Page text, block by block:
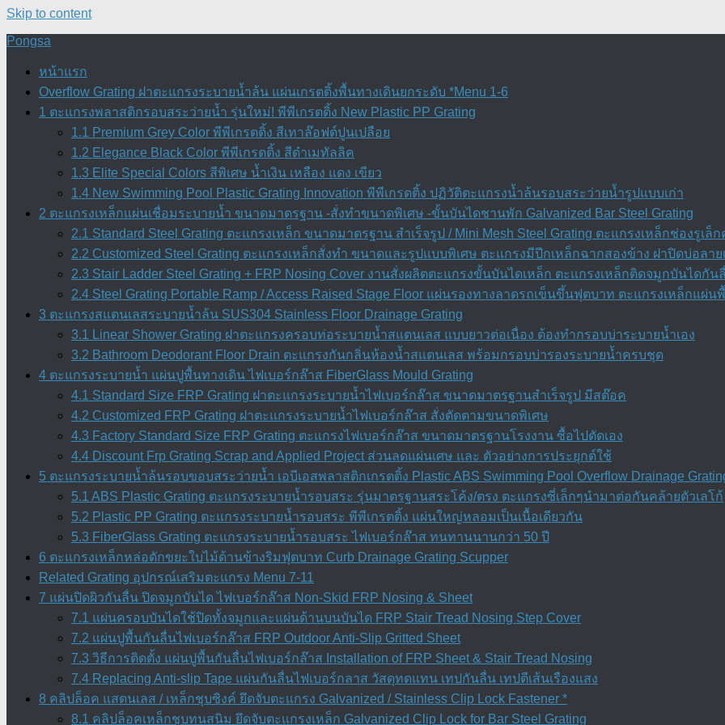
Skip to content
Pongsa
หน้าแรก
Overflow Grating ฝาตะแกรงระบายน้ำล้น แผ่นเกรตติ้งพื้นทางเดินยกระดับ *Menu 1-6
1 ตะแกรงพลาสติกรอบสระว่ายน้ำ รุ่นใหม่! พีพีเกรตติ้ง New Plastic PP Grating
1.1 Premium Grey Color พีพีเกรตติ้ง สีเทาล๊อฟต์ปูนเปลือย
1.2 Elegance Black Color พีพีเกรตติ้ง สีดำเมทัลลิค
1.3 Elite Special Colors สีพิเศษ น้ำเงิน เหลือง แดง เขียว
1.4 New Swimming Pool Plastic Grating Innovation พีพีเกรตติ้ง ปฏิวัติตะแกรงน้ำล้นรอบสระว่ายน้ำรูปแบบเก่า
2 ตะแกรงเหล็กแผ่นเชื่อมระบายน้ำ ขนาดมาตรฐาน -สั่งทำขนาดพิเศษ -ขั้นบันไดชานพัก Galvanized Bar Steel Grating
2.1 Standard Steel Grating ตะแกรงเหล็ก ขนาดมาตรฐาน สำเร็จรูป / Mini Mesh Steel Grating ตะแกรงเหล็กช่องรูเ
2.2 Customized Steel Grating ตะแกรงเหล็กสั่งทำ ขนาดและรูปแบบพิเศษ ตะแกรงมีปีกเหล็กฉากสองข้าง ฝาปิดบ่อลาย
2.3 Stair Ladder Steel Grating + FRP Nosing Cover งานสั่งผลิตตะแกรงขั้นบันไดเหล็ก ตะแกรงเหล็กติดจมูกบันไดกัน
2.4 Steel Grating Portable Ramp / Access Raised Stage Floor แผ่นรองทางลาดรถเข็นขึ้นฟุตบาท ตะแกรงเหล็กแผ่น
3 ตะแกรงสแตนเลสระบายน้ำล้น SUS304 Stainless Floor Drainage Grating
3.1 Linear Shower Grating ฝาตะแกรงครอบท่อระบายน้ำสแตนเลส แบบยาวต่อเนื่อง ต้องทำกรอบบ่าระบายน้ำเอง
3.2 Bathroom Deodorant Floor Drain ตะแกรงกันกลิ่นห้องน้ำสแตนเลส พร้อมกรอบบ่ารองระบายน้ำครบชุด
4 ตะแกรงระบายน้ำ แผ่นปูพื้นทางเดิน ไฟเบอร์กล๊าส FiberGlass Mould Grating
4.1 Standard Size FRP Grating ฝาตะแกรงระบายน้ำไฟเบอร์กล๊าส ขนาดมาตรฐานสำเร็จรูป มีสต๊อค
4.2 Customized FRP Grating ฝาตะแกรงระบายน้ำไฟเบอร์กล๊าส สั่งตัดตามขนาดพิเศษ
4.3 Factory Standard Size FRP Grating ตะแกรงไฟเบอร์กล๊าส ขนาดมาตรฐานโรงงาน ซื้อไปตัดเอง
4.4 Discount Frp Grating Scrap and Applied Project ส่วนลดแผ่นเศษ และ ตัวอย่างการประยุกต์ใช้
5 ตะแกรงระบายน้ำล้นรอบขอบสระว่ายน้ำ เอบีเอสพลาสติกเกรตติ้ง Plastic ABS Swimming Pool Overflow Drainage
5.1 ABS Plastic Grating ตะแกรงระบายน้ำรอบสระ รุ่นมาตรฐานสระโค้ง/ตรง ตะแกรงซี่เล็กๆนำมาต่อกันคล้ายตัวเลโก้
5.2 Plastic PP Grating ตะแกรงระบายน้ำรอบสระ พีพีเกรตติ้ง แผ่นใหญ่หลอมเป็นเนื้อเดียวกัน
5.3 FiberGlass Grating ตะแกรงระบายน้ำรอบสระ ไฟเบอร์กล๊าส ทนทานนานกว่า 50 ปี
6 ตะแกรงเหล็กหล่อดักขยะใบไม้ด้านข้างริมฟุตบาท Curb Drainage Grating Scupper
Related Grating อุปกรณ์เสริมตะแกรง Menu 7-11
7 แผ่นปิดผิวกันลื่น ปิดจมูกบันได ไฟเบอร์กล๊าส Non-Skid FRP Nosing & Sheet
7.1 แผ่นครอบบันไดใช้ปิดทั้งจมูกและแผ่นด้านบนบันได FRP Stair Tread Nosing Step Cover
7.2 แผ่นปูพื้นกันลื่นไฟเบอร์กล๊าส FRP Outdoor Anti-Slip Gritted Sheet
7.3 วิธีการติดตั้ง แผ่นปูพื้นกันลื่นไฟเบอร์กล๊าส Installation of FRP Sheet & Stair Tread Nosing
7.4 Replacing Anti-slip Tape แผ่นกันลื่นไฟเบอร์กลาส วัสดุทดแทน เทปกันลื่น เทปตีเส้นเรืองแสง
8 คลิปล็อค แสตนเลส / เหล็กชุบซิงค์ ยึดจับตะแกรง Galvanized / Stainless Clip Lock Fastener *
8.1 คลิปล็อคเหล็กชุบทนสนิม ยึดจับตะแกรงเหล็ก Galvanized Clip Lock for Bar Steel Grating